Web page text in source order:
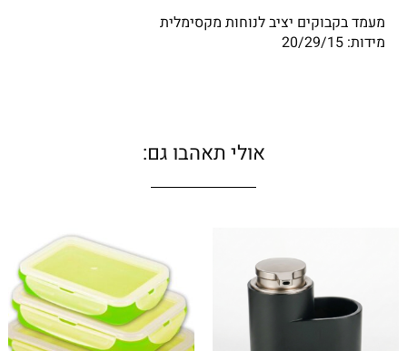
מעמד בקבוקים יציב לנוחות מקסימלית
מידות: 20/29/15
אולי תאהבו גם: